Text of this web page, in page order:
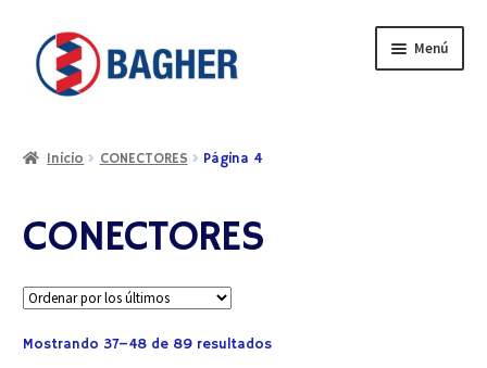
Menú
CONTACTO
CATÁLOGO
PRODUCTOS
Inicio CONECTORES Página 4
CONECTORES
Mostrando 37–48 de 89 resultados